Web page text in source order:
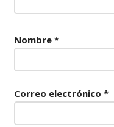
Nombre *
Correo electrónico *